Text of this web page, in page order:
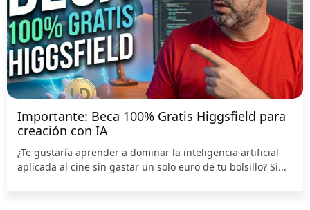
Importante: Beca 100% Gratis Higgsfield para
creación con IA
¿Te gustaría aprender a dominar la inteligencia artificial
aplicada al cine sin gastar un solo euro de tu bolsillo? Si...